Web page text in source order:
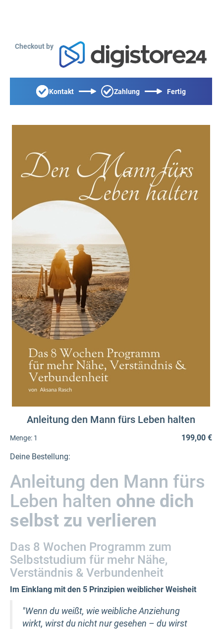
Checkout by
Kontakt Zahlung Fertig
Anleitung den Mann fürs Leben halten
Menge: 1
199,00 €
Deine Bestellung:
Anleitung den Mann fürs
Leben halten ohne dich
selbst zu verlieren
Das 8 Wochen Programm zum
Selbststudium für mehr Nähe,
Verständnis & Verbundenheit
Im Einklang mit den 5 Prinzipien weiblicher Weisheit
"Wenn du weißt, wie weibliche Anziehung
wirkt, wirst du nicht nur gesehen – du wirst